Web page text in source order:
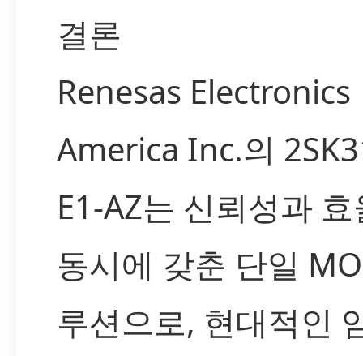
결론
Renesas Electronics
America Inc.의
E1-AZ는 신뢰성과
동시에 갖춘 단일
루션으로, 현대적인